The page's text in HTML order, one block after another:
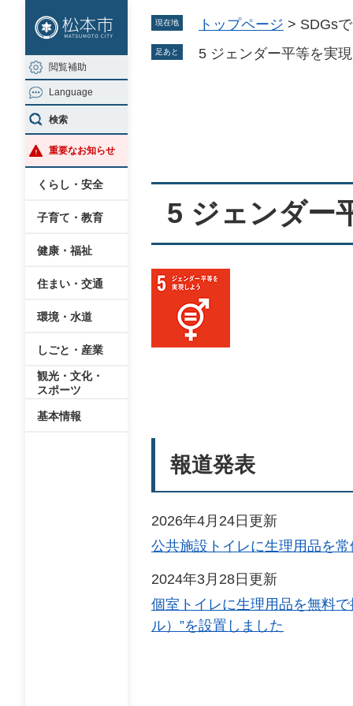
ジ
の
先
頭
で
す
ュ
ー
を
飛
ば
し
閲覧補助
Language
検索
重要なお知らせ
くらし・安全
子育て・教育
健康・福祉
住まい・交通
環境・水道
しごと・産業
観光・文化・
スポーツ
基本情報
現在地 トップページ > SDGs
足あと 5 ジェンダー平等を実
5 ジェンダー
報道発表
2026年4月24日更新
公共施設トイレに生理用品を
2024年3月28日更新
個室トイレに生理用品を無料
ル）”を設置しました